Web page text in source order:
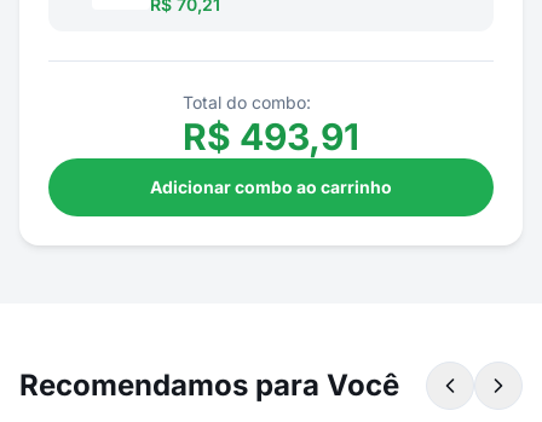
R$ 70,21
Total do combo:
R$ 493,91
Adicionar combo ao carrinho
Recomendamos para Você